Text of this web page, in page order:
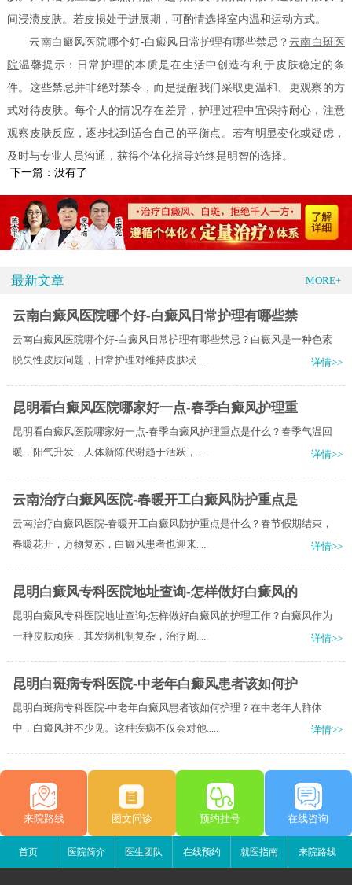
间浸渍皮肤。若皮损处于进展期，可酌情选择室内温和运动方式。
云南白癜风医院哪个好-白癜风日常护理有哪些禁忌？云南白斑医
院温馨提示：日常护理的本质是在生活中创造有利于皮肤稳定的条
件。这些禁忌并非绝对禁令，而是提醒我们采取更温和、更观察的方
式对待皮肤。每个人的情况存在差异，护理过程中宜保持耐心，注意
观察皮肤反应，逐步找到适合自己的平衡点。若有明显变化或疑虑，
及时与专业人员沟通，获得个体化指导始终是明智的选择。
下一篇：没有了
最新文章 MORE+
云南白癜风医院哪个好-白癜风日常护理有哪些禁
云南白癜风医院哪个好-白癜风日常护理有哪些禁忌？白癜风是一种色素
脱失性皮肤问题，日常护理对维持皮肤状.....
详情>>
昆明看白癜风医院哪家好一点-春季白癜风护理重
昆明看白癜风医院哪家好一点-春季白癜风护理重点是什么？春季气温回
暖，阳气升发，人体新陈代谢趋于活跃，.....
详情>>
云南治疗白癜风医院-春暖开工白癜风防护重点是
云南治疗白癜风医院-春暖开工白癜风防护重点是什么？春节假期结束，
春暖花开，万物复苏，白癜风患者也迎来.....
详情>>
昆明白癜风专科医院地址查询-怎样做好白癜风的
昆明白癜风专科医院地址查询-怎样做好白癜风的护理工作？白癜风作为
一种皮肤顽疾，其发病机制复杂，治疗周.....
详情>>
昆明白斑病专科医院-中老年白癜风患者该如何护
昆明白斑病专科医院-中老年白癜风患者该如何护理？在中老年人群体
中，白癜风并不少见。这种疾病不仅会对他.....
详情>>
来院路线 图文问诊 预约挂号 在线咨询
首页 医院简介 医生团队 在线预约 就医指南 来院路线